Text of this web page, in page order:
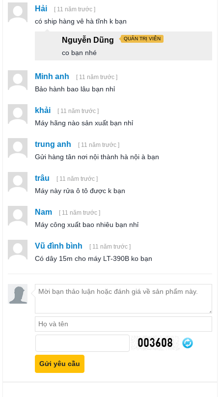
Hải [ 11 năm trước ]
có ship hàng vê hà tĩnh k bạn
Nguyễn Dũng QUẢN TRỊ VIÊN
co bạn nhé
Minh anh [ 11 năm trước ]
Bảo hành bao lâu bạn nhỉ
khải [ 11 năm trước ]
Máy hãng nào sản xuất bạn nhỉ
trung anh [ 11 năm trước ]
Gửi hàng tân nơi nội thành hà nội à bạn
trâu [ 11 năm trước ]
Máy này rửa ô tô được k bạn
Nam [ 11 năm trước ]
Máy công xuất bao nhiêu bạn nhỉ
Vũ đình bình [ 11 năm trước ]
Có dây 15m cho máy LT-390B ko bạn